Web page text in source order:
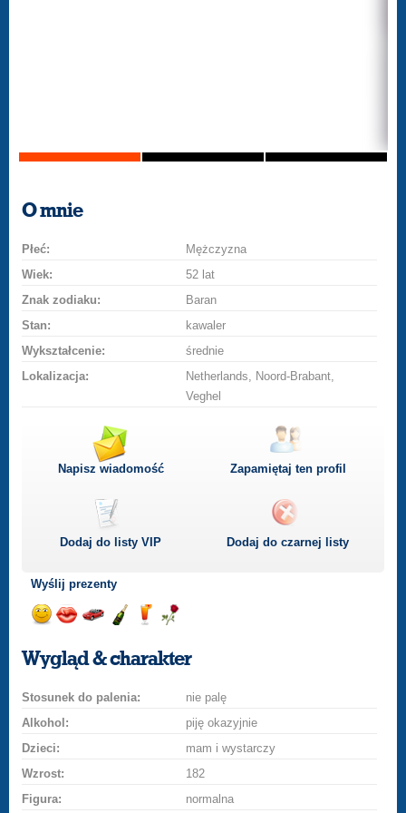
O mnie
Płeć:
Mężczyzna
Wiek:
52 lat
Znak zodiaku:
Baran
Stan:
kawaler
Wykształcenie:
średnie
Lokalizacja:
Netherlands, Noord-Brabant,
Veghel
Napisz wiadomość Zapamiętaj ten profil
Dodaj do listyVIP Dodaj do czarnej listy
Wyślij prezenty
uśmiech
buziakasamochodem
szampana
drinka
różę
Wygląd & charakter
Stosunek do palenia:
nie palę
Alkohol:
piję okazyjnie
Dzieci:
mam i wystarczy
Wzrost:
182
Figura:
normalna